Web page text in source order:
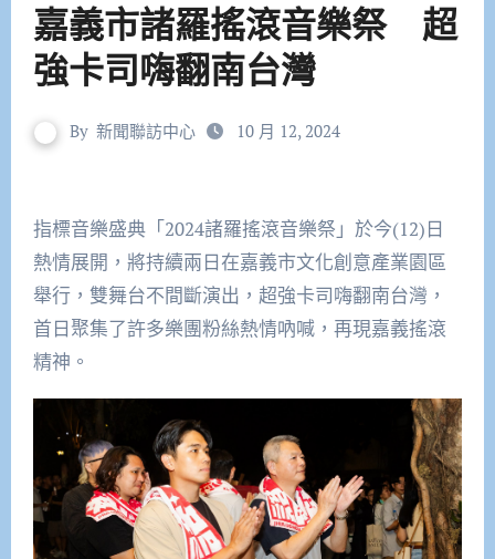
嘉義市諸羅搖滾音樂祭 超
強卡司嗨翻南台灣
By 新聞聯訪中心 10 月 12, 2024
指標音樂盛典「2024諸羅搖滾音樂祭」於今(12)日
熱情展開，將持續兩日在嘉義市文化創意產業園區
舉行，雙舞台不間斷演出，超強卡司嗨翻南台灣，
首日聚集了許多樂團粉絲熱情吶喊，再現嘉義搖滾
精神。